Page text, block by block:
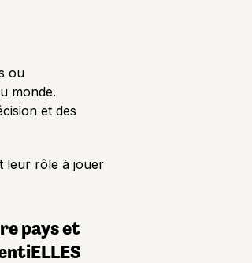
ou
monde.
et des
leur rôle à jouer
pays et